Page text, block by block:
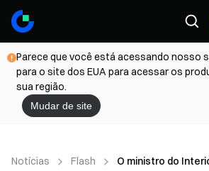
Parece que você está acessando nosso
para o site dos EUA para acessar os
sua região.
Mudar de site
Notícias Flash O ministro do